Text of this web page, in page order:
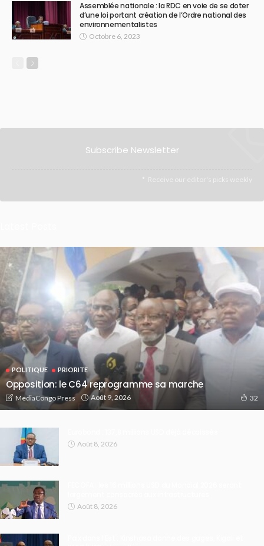
Assemblée nationale : la RDC en voie de se doter
d’une loi portant création de l’Ordre national des
environnementalistes
Octobre 6, 2023
Subscribe Newsletter
Receive our editor's picks weekly
POLITIQUE PRIORITE
Opposition: le C64 reprogramme sa marche
MediaCongo Press Août 9, 2026 32
Août 8, 2026
Août 8, 2026